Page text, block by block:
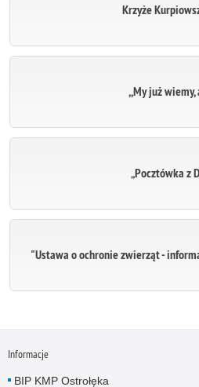
Krzyże
,,My już wiemy,
„Pocztówka z
"Ustawa o ochronie zwierząt -
Informacje
BIP KMP Ostrołęka